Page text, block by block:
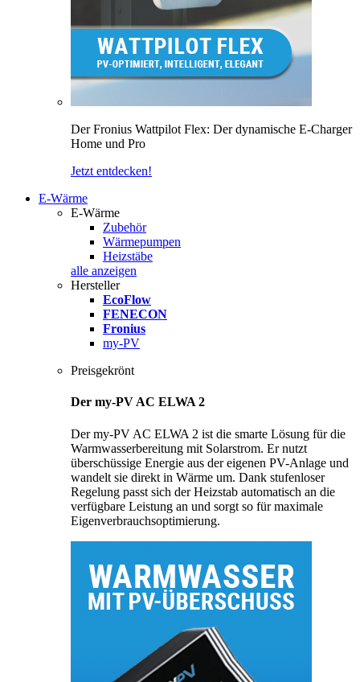
Der Fronius Wattpilot Flex: Der dynamische E-Charger
Home und Pro
Jetzt entdecken!
E-Wärme
E-Wärme
Zubehör
Wärmepumpen
Heizstäbe
alle anzeigen
Hersteller
EcoFlow
FENECON
Fronius
my-PV
Preisgekrönt
Der my-PV AC ELWA 2
Der my-PV AC ELWA 2 ist die smarte Lösung für die
Warmwasserbereitung mit Solarstrom. Er nutzt
überschüssige Energie aus der eigenen PV-Anlage und
wandelt sie direkt in Wärme um. Dank stufenloser
Regelung passt sich der Heizstab automatisch an die
verfügbare Leistung an und sorgt so für maximale
Eigenverbrauchsoptimierung.